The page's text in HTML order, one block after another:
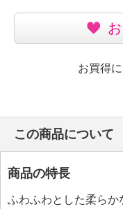
お買得
この商品について
商品の特長
ふわふわとした柔ら